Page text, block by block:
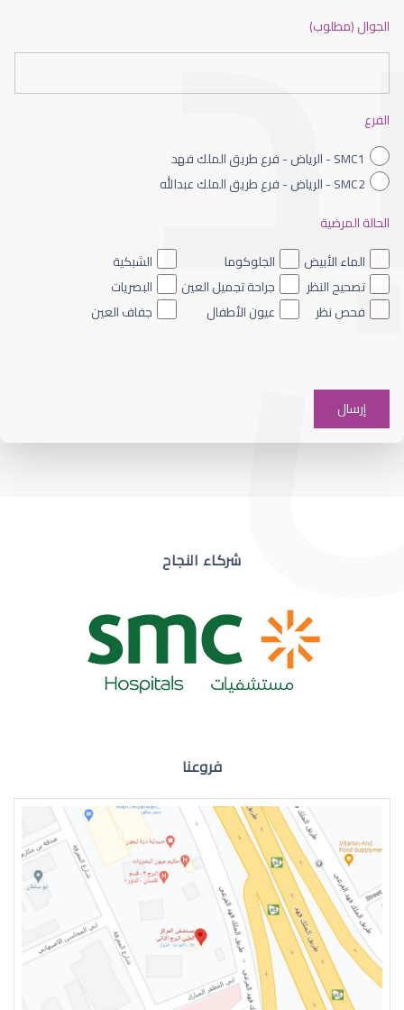
ضعف نظر الاطفال
ضعف نظر العين اليسرى
ضعف نظر مفاجئ
ضعف نظر في العين اليسرى
الجوال (مطلوب)
الفرع
SMC1 - الرياض - فرع طريق الملك فهد
SMC2 - الرياض - فرع طريق الملك عبدالله
الحالة المرضية
الماء الأبيض
الجلوكوما
الشبكية
تصحيح النظر
جراحة تجميل العين
البصريات
فحص نظر
عيون الأطفال جفاف العين
شركاء النجاح
فروعنا